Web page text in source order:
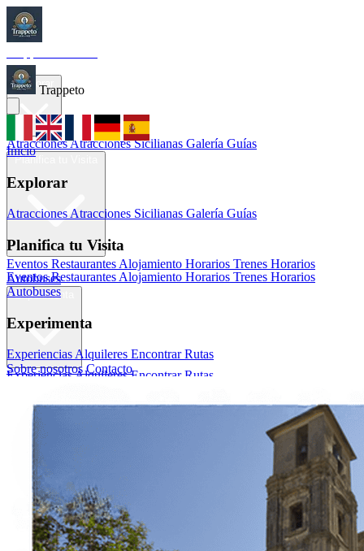
Inicio
AtraccionesAtracciones Sicilianas Galería Guías
Eventos Restaurantes Alojamiento Horarios Trenes Horarios
Autobuses
ExperienciasAlquileresEncontrar Rutas
Italiano English Español
Menu
Trappeto
Inicio
Explorar
AtraccionesAtracciones Sicilianas Galería Guías
Planifica tu Visita
Eventos Restaurantes Alojamiento Horarios Trenes Horarios
Autobuses
Experimenta
Experiencias Alquileres Encontrar Rutas
Sobre nosotros Contacto